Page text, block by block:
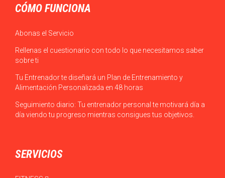
CÓMO FUNCIONA
Abonas el Servicio
Rellenas el cuestionario con todo lo que necesitamos saber
sobre ti
Tu Entrenador te diseñará un Plan de Entrenamiento y
Alimentación Personalizada en 48 horas
Seguimiento diario: Tu entrenador personal te motivará día a
día viendo tu progreso mientras consigues tus objetivos.
SERVICIOS